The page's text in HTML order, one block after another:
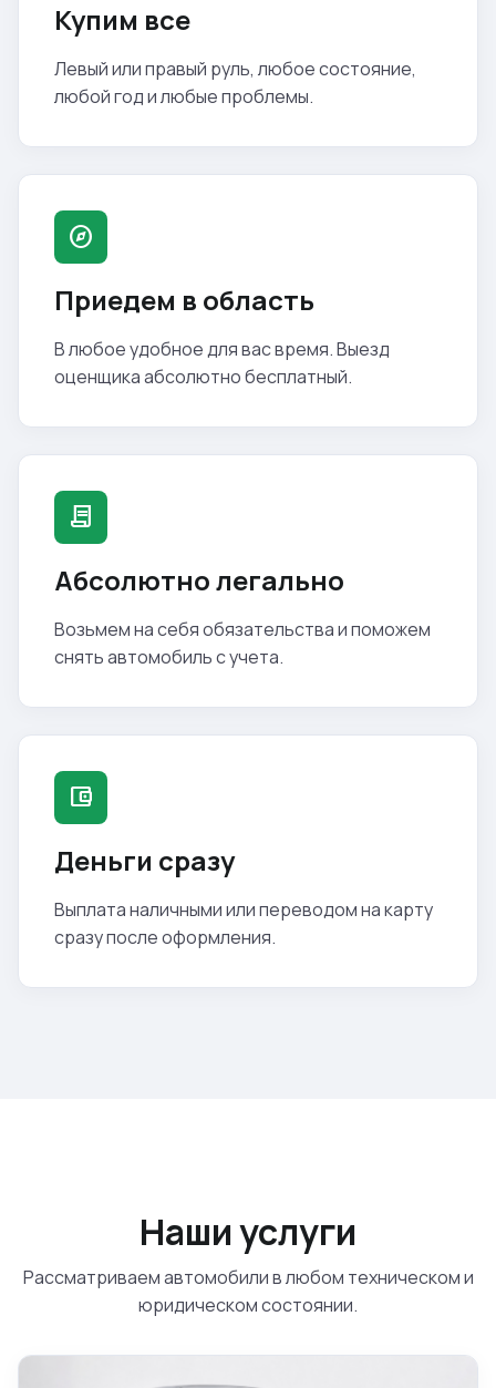
Купим все
Левый или правый руль, любое состояние,
любой год и любые проблемы.
explore
Приедем в область
В любое удобное для вас время. Выезд
оценщика абсолютно бесплатный.
contract
Абсолютно легально
Возьмем на себя обязательства и поможем
снять автомобиль с учета.
account_balance_wallet
Деньги сразу
Выплата наличными или переводом на карту
сразу после оформления.
Наши услуги
Рассматриваем автомобили в любом техническом и
юридическом состоянии.